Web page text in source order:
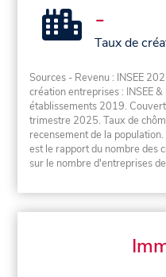
-
Taux de
Sources - Revenu : INSEE
création entreprises : INSEE
établissements 2019.
trimestre 2025. Taux de
recensement de la
est le rapport du nombre des
sur le nombre d'entreprises